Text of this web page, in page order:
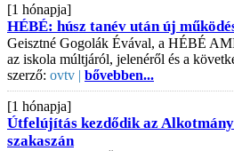
[1 hónapja]
HÉBÉ: húsz tanév után új
Geisztné Gogolák Évával, a HÉBÉ
az iskola múltjáról, jelenéről és a
szerző: ovtv | bővebben...
[1 hónapja]
Útfelújítás kezdődik az
szakaszán